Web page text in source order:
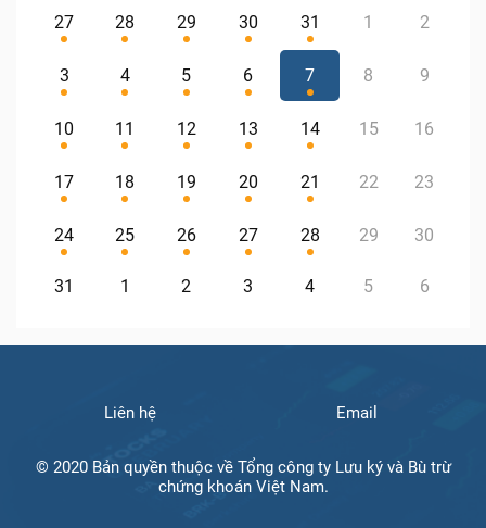
27 28 29 30 31 1 2
3 4 5 6 7 8 9
10 11 12 13 14 15 16
17 18 19 20 21 22 23
24 25 26 27 28 29 30
31 1 2 3 4 5 6
Liên hệ Email
© 2020 Bản quyền thuộc về Tổng công ty Lưu ký và Bù trừ
chứng khoán Việt Nam.